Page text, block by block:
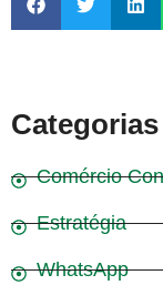
Categorias
Comércio
Estratégia
WhatsApp